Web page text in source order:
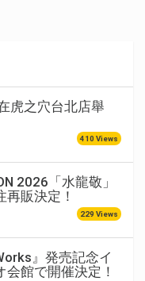
虎之穴台北店舉
410 Views
2026「水龍敬」
販決定！
229 Views
』発売記念イ
館で開催決定！